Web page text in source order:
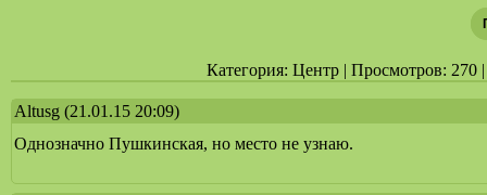
Категория: Центр | Просмотров: 270
Altusg (21.01.15 20:09)
Однозначно Пушкинская, но место не узнаю.